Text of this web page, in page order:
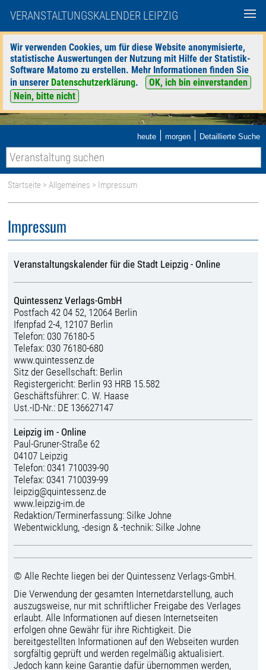
VERANSTALTUNGSKALENDER LEIPZIG
Wir verwenden Cookies, um für diese Website anonymisierte,
statistische Auswertungen der Nutzung mit Hilfe der Statistik-
Software Matomo zu erstellen. Mehr Informationen finden Sie
in unserer Datenschutzerklärung.
OK, ich bin einverstanden
Nein, bitte nicht
heute | morgen | Detaillierte Suche
Startseite >Allgemeines > Impressum
Impressum
Veranstaltungskalender für die Stadt Leipzig - Online
Quintessenz Verlags-GmbH
Postfach 42 04 52, 12064 Berlin
Ifenpfad 2-4, 12107 Berlin
Telefon: 030 76180-5
Telefax: 030 76180-680
www.quintessenz.de
Sitz der Gesellschaft: Berlin
Registergericht: Berlin 93 HRB 15.582
Geschäftsführer: C. W. Haase
Ust.-ID-Nr.: DE 136627147
Leipzig im - Online
Paul-Gruner-Straße 62
04107 Leipzig
Telefon: 0341 710039-90
Telefax: 0341 710039-99
leipzig@quintessenz.de
www.leipzig-im.de
Redaktion/Terminerfassung:Silke Johne
Webentwicklung, -design & -technik:Silke Johne
© Alle Rechte liegen bei der Quintessenz Verlags-GmbH.
Die Verwendung der gesamten Internetdarstellung, auch
auszugsweise, nur mit schriftlicher Freigabe des Verlages
erlaubt. Alle Informationen auf diesen Internetseiten
erfolgen ohne Gewähr für ihre Richtigkeit. Die
bereitgestellten Informationen auf den Webseiten wurden
sorgfältig geprüft und werden regelmäßig aktualisiert.
Jedoch kann keine Garantie dafür übernommen werden,